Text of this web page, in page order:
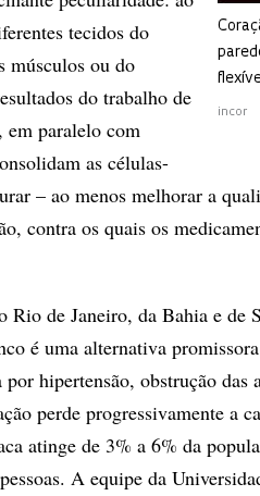
incor
tecidos do
músculos ou do
do trabalho de
em paralelo com
as células-
– ao menos melhorar a
contra os quais os
Rio de Janeiro, da Bahia e de
é uma alternativa
hipertensão, obstrução das
perde progressivamente a
atinge de 3% a 6% da
A equipe da